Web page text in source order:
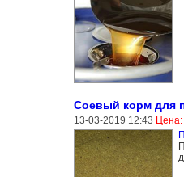
Соевый корм для
13-03-2019 12:43 Цена: